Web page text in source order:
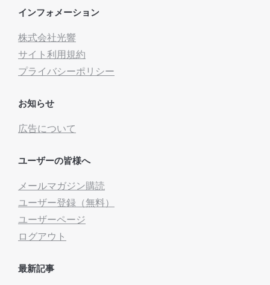
インフォメーション
株式会社光響
サイト利用規約
プライバシーポリシー
お知らせ
広告について
ユーザーの皆様へ
メールマガジン購読
ユーザー登録（無料）
ユーザーページ
ログアウト
最新記事